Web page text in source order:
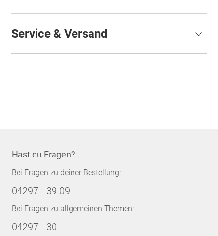
Service & Versand
Hast du Fragen?
Bei Fragen zu deiner Bestellung:
04297 - 39 09
Bei Fragen zu allgemeinen Themen:
04297 - 30